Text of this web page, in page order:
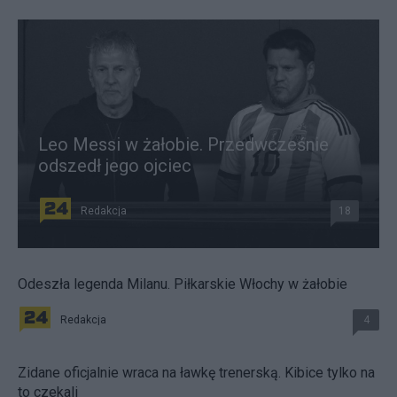
Leo Messi w żałobie. Przedwcześnie
odszedł jego ojciec
Redakcja 18
Odeszła legenda Milanu. Piłkarskie Włochy w żałobie
Redakcja 4
Zidane oficjalnie wraca na ławkę trenerską. Kibice tylko na
to czekali